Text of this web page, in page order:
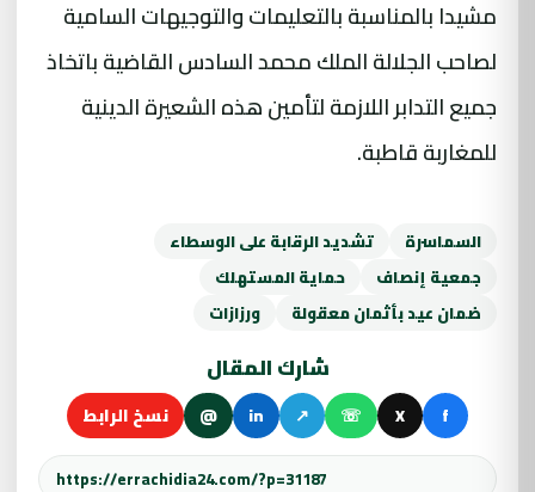
مشيدا بالمناسبة بالتعليمات والتوجيهات السامية
لصاحب الجلالة الملك محمد السادس القاضية باتخاذ
جميع التدابر اللازمة لتأمين هذه الشعيرة الدينية
للمغاربة قاطبة.
السماسرة
تشديد الرقابة على الوسطاء
جمعية إنصاف
حماية المستهلك
ضمان عيد بأثمان معقولة
ورزازات
شارك المقال
f
X
☏
↗
in
@ نسخ الرابط